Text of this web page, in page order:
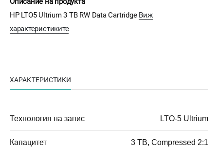
HP LTO5 Ultrium 3 TB RW Data Cartridge Виж
характеристиките
ХАРАКТЕРИСТИКИ
Технология на запис LTO-5 Ultrium
Капацитет
3 TB, Compressed 2:1